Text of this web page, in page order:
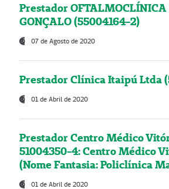
Prestador OFTALMOCLÍNICA
GONÇALO (55004164-2)
07 de Agosto de 2020
Prestador Clínica Itaipú Ltda
01 de Abril de 2020
Prestador Centro Médico
51004350-4: Centro Médico
(Nome Fantasia: Policlínica
01 de Abril de 2020